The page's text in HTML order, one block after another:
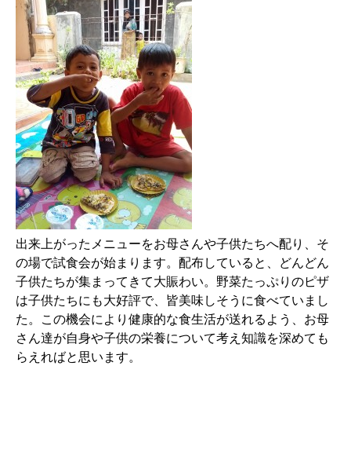
出来上がったメニューをお母さんや子供たちへ配り、そ
の場で試食会が始まります。配布していると、どんどん
子供たちが集まってきて大賑わい。野菜たっぷりのピザ
は子供たちにも大好評で、皆美味しそうに食べていまし
た。この機会により健康的な食生活が送れるよう、お母
さん達が自身や子供の栄養について考え知識を深めても
らえればと思います。